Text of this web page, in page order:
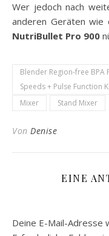
Wer jedoch nach
anderen Geräten wie
NutriBullet Pro 900
Blender Region-free BPA
Speeds + Pulse Function
Mixer
Stand Mixer
Von Denise
EINE
Deine E-Mail-Adresse